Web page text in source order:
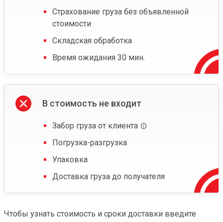
Страхование груза без объявленной
стоимости
Складская обработка
Время ожидания 30 мин.
В стоимость не входит
Забор груза от клиента
Погрузка-разгрузка
Упаковка
Доставка груза до получателя
Чтобы узнать стоимость и сроки доставки введите